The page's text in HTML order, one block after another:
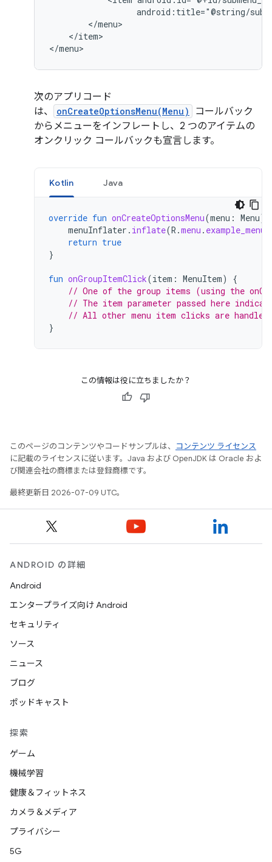
android:title="@string/
</item>
</menu>
次のアプリコード
は、
onCreateOptionsMenu(Menu)
コールバック
からメニューをインフレートし、2 つのアイテムの
オンクリック コールバックも宣言します。
Kotlin Java
override fun onCreateOptionsMenu(menu : Menu):
menuInflater . inflate(R .menu . example_menu
return true
}
fun onGroupItemClick(item : MenuItem)
{
// One of the group items (using the
// The item parameter passed here
// All other menu item clicks are handled
}
この情報は役に立ちましたか？
このページのコンテンツやコードサンプルは、
コンテンツ ライセンス
に記載のライセンスに従います。Java および OpenJDK は Oracle およ
び関連会社の商標または登録商標です。
最終更新日 2026-07-09 UTC。
ANDROID の詳細
Android
エンタープライズ向け Android
セキュリティ
ソース
ニュース
ブログ
ポッドキャスト
探索
ゲーム
機械学習
健康＆フィットネス
カメラ＆メディア
プライバシー
5G